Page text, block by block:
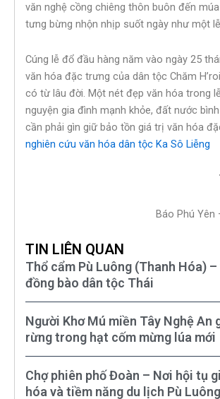
văn nghệ cồng chiêng thôn buôn đến
tưng bừng nhộn nhịp suốt ngày như một
Cúng lễ đổ đầu hàng năm vào ngày 25
văn hóa đặc trưng của dân tộc Chăm
có từ lâu đời. Một nét đẹp văn hóa trong
nguyện gia đình mạnh khỏe, đất nước
cần phải gìn giữ bảo tồn giá trị văn hóa
nghiên cứu văn hóa dân tộc Ka Sô Liễng
Báo Phú Yên
TIN LIÊN QUAN
Thổ cẩm Pù Luông (Thanh Hóa)
đồng bào dân tộc Thái
Người Khơ Mú miền Tây Nghệ An
rừng trong hạt cốm mừng lúa mới
Chợ phiên phố Đoàn – Nơi hội tụ
hóa và tiềm năng du lịch Pù